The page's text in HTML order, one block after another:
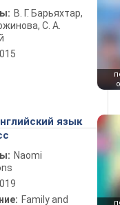
В. Г. Барьяхтар,
С. А.
язык
Naomi
Family and